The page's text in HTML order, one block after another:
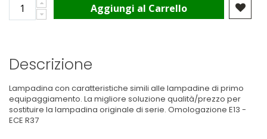
Aggiungi al Carrello
Descrizione
Lampadina con caratteristiche simili alle lampadine di primo
equipaggiamento. La migliore soluzione qualità/prezzo per
sostituire la lampadina originale di serie. Omologazione E13 -
ECE R37